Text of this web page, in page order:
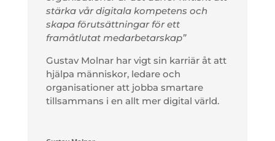
stärka vår digitala kompetens och
skapa förutsättningar för ett
framåtlutat medarbetarskap”
Gustav Molnar har vigt sin karriär åt att
hjälpa människor, ledare och
organisationer att jobba smartare
tillsammans i en allt mer digital värld.